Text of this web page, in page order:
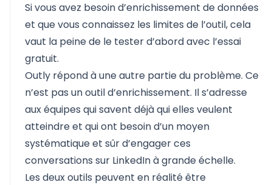
Si vous avez besoin d’enrichissement de données
et que vous connaissez les limites de l’outil, cela
vaut la peine de le tester d’abord avec l’essai
gratuit.
Outly répond à une autre partie du problème. Ce
n’est pas un outil d’enrichissement. Il s’adresse
aux équipes qui savent déjà qui elles veulent
atteindre et qui ont besoin d’un moyen
systématique et sûr d’engager ces
conversations sur LinkedIn à grande échelle.
Les deux outils peuvent en réalité être